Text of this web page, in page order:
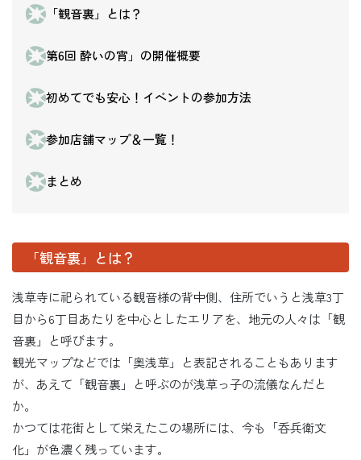
「観音裏」とは？
第6回 酔いの宵」の開催概要
初めてでも安心！イベントの参加方法
参加店舗マップ＆一覧！
まとめ
「観音裏」とは？
浅草寺に祀られている観音様の背中側、住所でいうと浅草3丁
目から6丁目あたりを中心としたエリアを、地元の人々は「観
音裏」と呼びます。
観光マップなどでは「奥浅草」と表記されることもあります
が、あえて「観音裏」と呼ぶのが浅草っ子の流儀なんだと
か。
かつては花街として栄えたこの場所には、今も「呑兵衛文
化」が色濃く残っています。